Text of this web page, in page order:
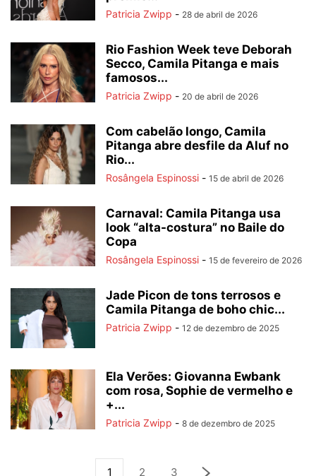
Patricia Zwipp - 28 de abril de 2026
Rio Fashion Week teve Deborah
Secco, Camila Pitanga e mais
famosos...
Patricia Zwipp - 20 de abril de 2026
Com cabelão longo, Camila
Pitanga abre desfile da Aluf no
Rio...
Rosângela Espinossi - 15 de abril de 2026
Carnaval: Camila Pitanga usa
look “alta-costura” no Baile do
Copa
Rosângela Espinossi - 15 de fevereiro de 2026
Jade Picon de tons terrosos e
Camila Pitanga de boho chic...
Patricia Zwipp - 12 de dezembro de 2025
Ela Verões: Giovanna Ewbank
com rosa, Sophie de vermelho e
+...
Patricia Zwipp - 8 de dezembro de 2025
1 2 3